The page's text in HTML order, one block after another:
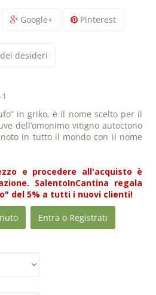
Google+ Pinterest
desideri
in griko, è il nome scelto per il
dell’omonimo vitigno autoctono
in tutto il mondo con il nome
e procedere all'acquisto è
SalentoInCantina regala
del 5% a tutti i nuovi clienti!
Entra o Registrati